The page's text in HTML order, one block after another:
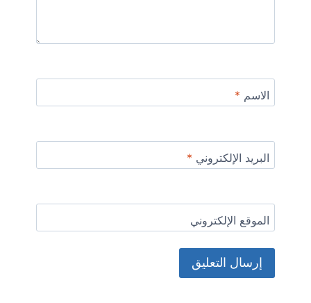
الاسم *
البريد الإلكتروني *
الموقع الإلكتروني